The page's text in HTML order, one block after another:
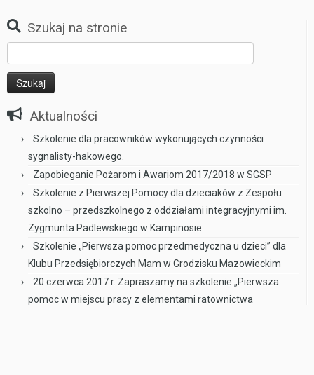
Szukaj na stronie
Aktualności
Szkolenie dla pracowników wykonujących czynności
sygnalisty-hakowego.
Zapobieganie Pożarom i Awariom 2017/2018 w SGSP
Szkolenie z Pierwszej Pomocy dla dzieciaków z Zespołu
szkolno – przedszkolnego z oddziałami integracyjnymi im.
Zygmunta Padlewskiego w Kampinosie.
Szkolenie „Pierwsza pomoc przedmedyczna u dzieci” dla
Klubu Przedsiębiorczych Mam w Grodzisku Mazowieckim
20 czerwca 2017 r. Zapraszamy na szkolenie „Pierwsza
pomoc w miejscu pracy z elementami ratownictwa